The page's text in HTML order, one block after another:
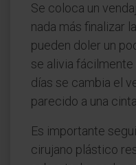
Se coloca un
nada más finalizar
pueden doler un
se alivia
días se cambia el
parecido a una
Es importante
cirujano plástico